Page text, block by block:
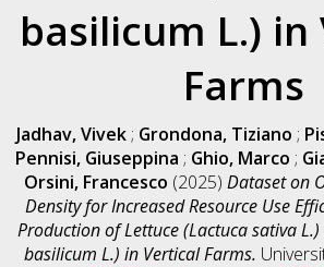
basilicum L.) in
Farms
Jadhav, Vivek; Grondona, Tiziano ;
Pennisi, Giuseppina ; Ghio, Marco ;
Orsini, Francesco (2025)Dataset on
Density for Increased Resource Use
Production of Lettuce (Lactuca sativa
basilicum L.) in Vertical Farms.